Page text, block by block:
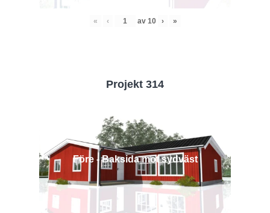
« ‹ av 10 › »
Projekt 314
Före - Baksida mot sydväst